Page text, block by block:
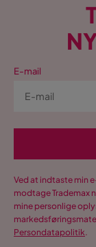
E-mail
Ved at indtaste min
modtage Trademax
mine personlige
Persondatapolitik.